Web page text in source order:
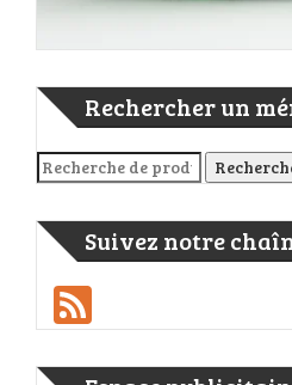
Rechercher un
Recherche pour :
Suivez notre